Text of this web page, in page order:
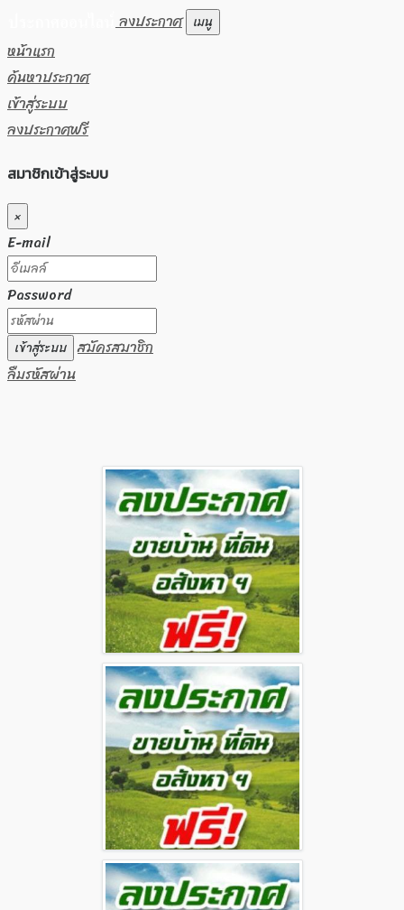
ลงประกาศ เมนู
หน้าแรก
ค้นหาประกาศ
เข้าสู่ระบบ
ลงประกาศฟรี
สมาชิกเข้าสู่ระบบ
×
E-mail
Password
เข้าสู่ระบบ สมัครสมาชิก
ลืมรหัสผ่าน